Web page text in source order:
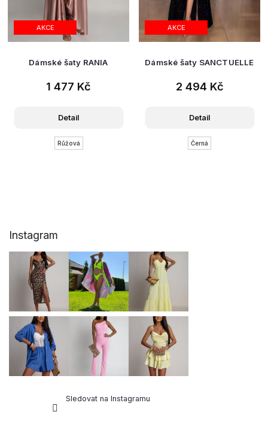
AKCE
Dámské šaty RANIA
1 477 Kč
Detail
Růžová
AKCE
Dámské šaty SANCTUELLE
2 494 Kč
Detail
Černá
Instagram
Sledovat na Instagramu